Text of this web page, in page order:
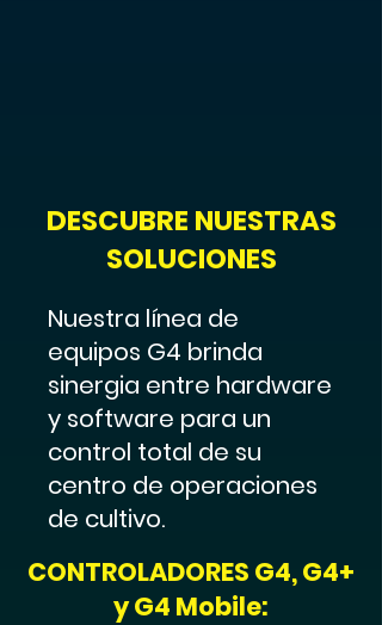
DESCUBRE NUESTRAS
SOLUCIONES
Nuestra línea de
equipos G4 brinda
sinergia entre hardware
y software para un
control total de su
centro de operaciones
de cultivo.
CONTROLADORES G4, G4+
y G4 Mobile: